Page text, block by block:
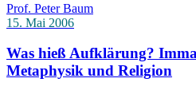
Prof. Peter Baum
15. Mai 2006
Was hieß Aufklärung?
Metaphysik und Religion